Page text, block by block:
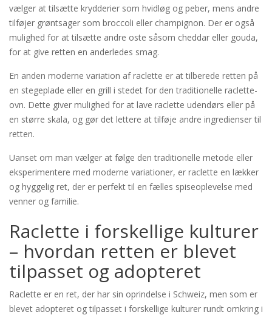
vælger at tilsætte krydderier som hvidløg og peber, mens andre
tilføjer grøntsager som broccoli eller champignon. Der er også
mulighed for at tilsætte andre oste såsom cheddar eller gouda,
for at give retten en anderledes smag.
En anden moderne variation af raclette er at tilberede retten på
en stegeplade eller en grill i stedet for den traditionelle raclette-
ovn. Dette giver mulighed for at lave raclette udendørs eller på
en større skala, og gør det lettere at tilføje andre ingredienser til
retten.
Uanset om man vælger at følge den traditionelle metode eller
eksperimentere med moderne variationer, er raclette en lækker
og hyggelig ret, der er perfekt til en fælles spiseoplevelse med
venner og familie.
Raclette i forskellige kulturer
– hvordan retten er blevet
tilpasset og adopteret
Raclette er en ret, der har sin oprindelse i Schweiz, men som er
blevet adopteret og tilpasset i forskellige kulturer rundt omkring i